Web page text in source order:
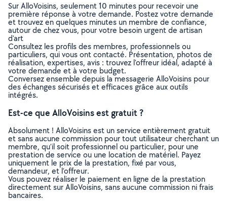
Sur AlloVoisins, seulement 10 minutes pour recevoir une
première réponse à votre demande. Postez votre demande
et trouvez en quelques minutes un membre de confiance,
autour de chez vous, pour votre besoin urgent de artisan
d'art
Consultez les profils des membres, professionnels ou
particuliers, qui vous ont contacté. Présentation, photos de
réalisation, expertises, avis : trouvez l'offreur idéal, adapté à
votre demande et à votre budget.
Conversez ensemble depuis la messagerie AlloVoisins pour
des échanges sécurisés et efficaces grâce aux outils
intégrés.
Est-ce que AlloVoisins est gratuit ?
Absolument ! AlloVoisins est un service entièrement gratuit
et sans aucune commission pour tout utilisateur cherchant un
membre, qu’il soit professionnel ou particulier, pour une
prestation de service ou une location de matériel. Payez
uniquement le prix de la prestation, fixé par vous,
demandeur, et l’offreur.
Vous pouvez réaliser le paiement en ligne de la prestation
directement sur AlloVoisins, sans aucune commission ni frais
bancaires.